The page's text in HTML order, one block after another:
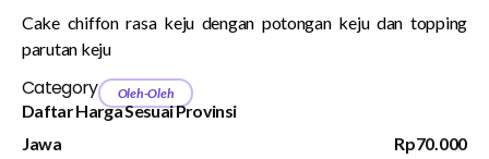
Cake chiffon rasa keju dengan potongan keju dan topping
parutan keju
Category Oleh-Oleh
Daftar Harga Sesuai Provinsi
Jawa
Rp70.000